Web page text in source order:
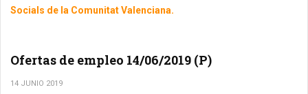
Socials de la Comunitat Valenciana.
Ofertas de empleo 14/06/2019 (P)
14 JUNIO 2019